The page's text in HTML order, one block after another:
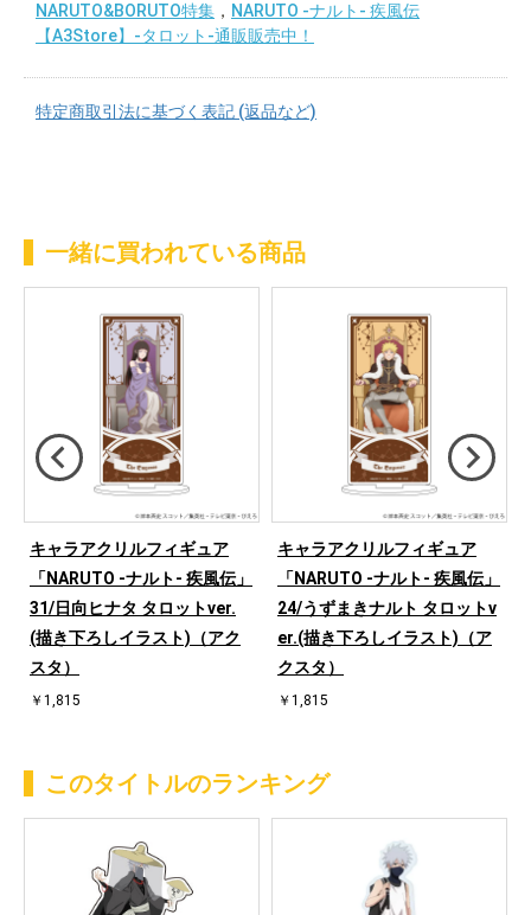
NARUTO&BORUTO特集 ， NARUTO -ナルト- 疾風伝
【A3Store】-タロット-通販販売中！
特定商取引法に基づく表記 (返品など)
一緒に買われている商品
キャラアクリルフィギュア
「NARUTO -ナルト- 疾風伝」
31/日向ヒナタ タロットver.
(描き下ろしイラスト)（アク
スタ）
￥1,815
キャラアクリルフィギュア
「NARUTO -ナルト- 疾風伝」
24/うずまきナルト タロットv
er.(描き下ろしイラスト)（ア
クスタ）
￥1,815
このタイトルのランキング